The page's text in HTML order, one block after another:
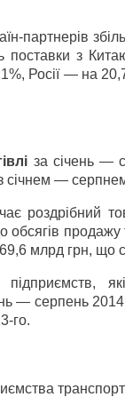
партнерів
поставки з
Росії — на
за січень —
січнем —
роздрібний
обсягів
млрд грн, що
— серпень
го.